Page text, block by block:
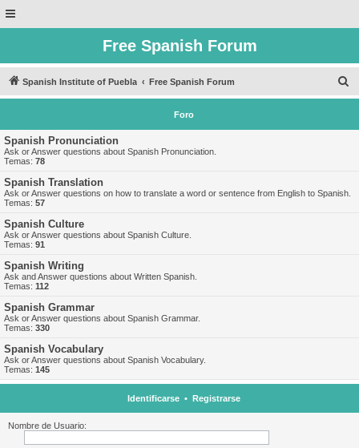
Free Spanish Forum
Spanish Institute of Puebla Free Spanish Forum
u
Foro
Spanish Pronunciation
Ask or Answer questions about Spanish Pronunciation.
Temas: 78
Spanish Translation
Ask or Answer questions on how to translate a word or sentence from English to Spanish.
Temas: 57
Spanish Culture
Ask or Answer questions about Spanish Culture.
Temas: 91
Spanish Writing
Ask and Answer questions about Written Spanish.
Temas: 112
Spanish Grammar
Ask or Answer questions about Spanish Grammar.
Temas: 330
Spanish Vocabulary
Ask or Answer questions about Spanish Vocabulary.
Temas: 145
Identificarse• Registrarse
Nombre de Usuario: